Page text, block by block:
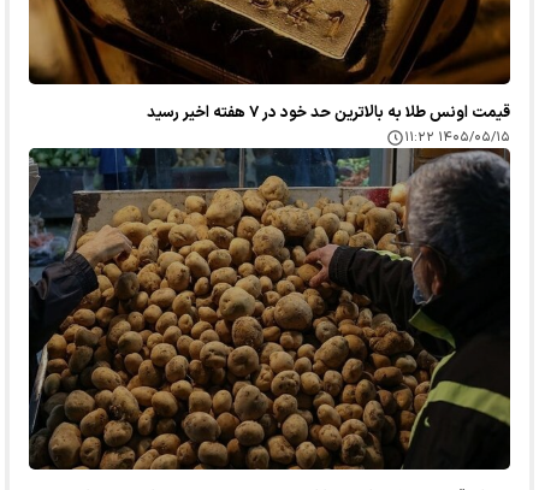
قیمت اونس طلا به بالاترین حد خود در ۷ هفته اخیر رسید
۱۴۰۵/۰۵/۱۵ ۱۱:۲۲